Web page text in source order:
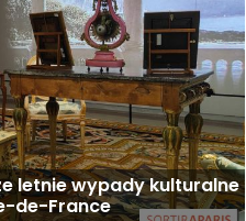
letnie wypady kulturalne
de-France